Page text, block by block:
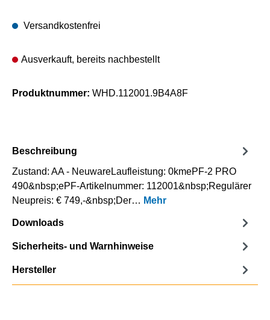
Versandkostenfrei
Ausverkauft, bereits nachbestellt
Produktnummer: WHD.112001.9B4A8F
Beschreibung
Zustand: AA - NeuwareLaufleistung: 0kmePF-2 PRO
490&nbsp;ePF-Artikelnummer: 112001&nbsp;Regulärer
Neupreis: € 749,-&nbsp;Der… Mehr
Downloads
Sicherheits- und Warnhinweise
Hersteller